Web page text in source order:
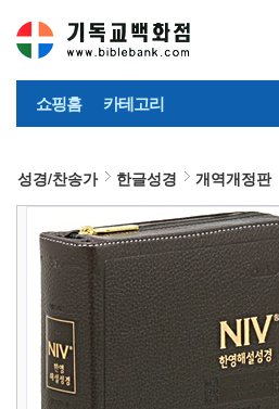
쇼핑홈 카테고리
성경/찬송가 한글성경 개역개정판